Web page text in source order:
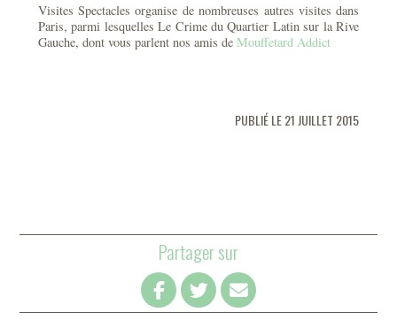
Visites Spectacles organise de nombreuses autres visites dans
Paris, parmi lesquelles Le Crime du Quartier Latin sur la Rive
Gauche, dont vous parlent nos amis de Mouffetard Addict
PUBLIÉ LE 21 JUILLET 2015
Partager sur